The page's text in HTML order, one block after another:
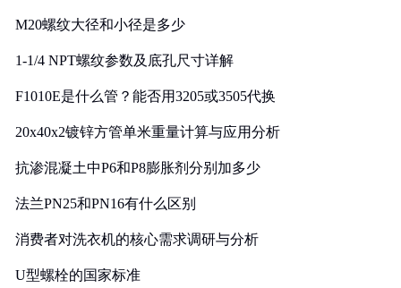
M20螺纹大径和小径是多少
1-1/4 NPT螺纹参数及底孔尺寸详解
F1010E是什么管？能否用3205或3505代换
20x40x2镀锌方管单米重量计算与应用分析
抗渗混凝土中P6和P8膨胀剂分别加多少
法兰PN25和PN16有什么区别
消费者对洗衣机的核心需求调研与分析
U型螺栓的国家标准